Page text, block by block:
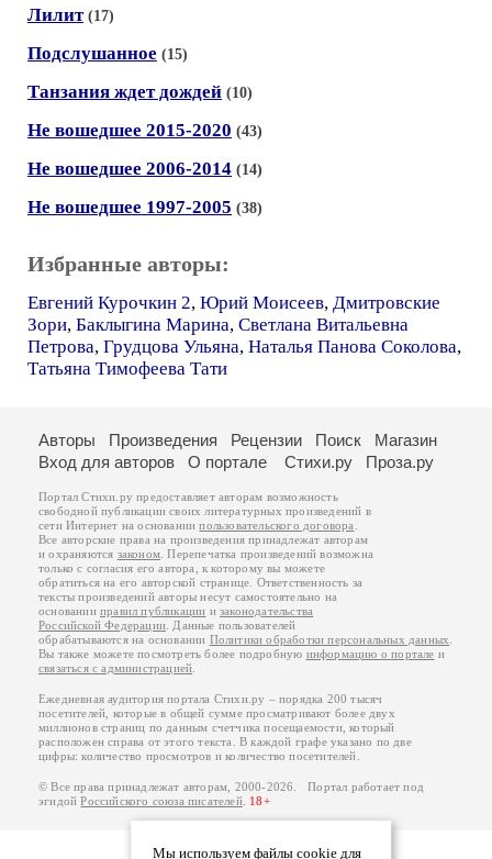
Лилит (17)
Подслушанное (15)
Танзания ждет дождей (10)
Не вошедшее 2015-2020 (43)
Не вошедшее 2006-2014 (14)
Не вошедшее 1997-2005 (38)
Избранные авторы:
Евгений Курочкин 2, Юрий Моисеев, Дмитровские
Зори, Баклыгина Марина, Светлана Витальевна
Петрова, Грудцова Ульяна, Наталья Панова Соколова,
Татьяна Тимофеева Тати
Мы используем файлы cookie для
Авторы Произведения Рецензии Поиск
Магазин
Вход для авторов
О портале Стихи.ру Проза.ру
Портал Стихи.ру предоставляет авторам возможность
свободной публикации своих литературных произведений в
сети Интернет на основаниипользовательского договора
Все авторские права на произведения принадлежат авторам
и охраняются законом . Перепечатка произведений возможна
только с согласия его автора, к которому вы можете
обратиться на его авторской странице. Ответственность за
тексты произведений авторы несут самостоятельно на
основанииправил публикации изаконодательства
Российской Федерации . Данные пользователей
обрабатываются на основании Политики обработки персональных данных
Вы также можете посмотреть более подробную информацию о портале и
связаться с администрацией
Ежедневная аудитория портала Стихи.ру – порядка 200 тысяч
посетителей, которые в общей сумме просматривают более двух
миллионов страниц по данным счетчика посещаемости, который
расположен справа от этого текста. В каждой графе указано по две
цифры: количество просмотров и количество посетителей.
© Все права принадлежат авторам, 2000-2026. Портал работает под
эгидойРоссийского союза писателей. 18+